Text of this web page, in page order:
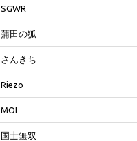
SGWR
蒲田の狐
さんきち
Riezo
MOI
国士無双